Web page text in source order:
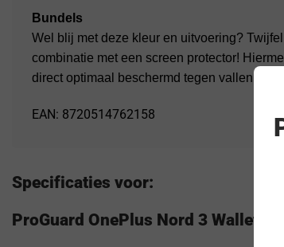
Bundels
Wel blij met deze kleur en uitvoering?
combinatie met een screen protector!
direct optimaal beschermd tegen vallen,
EAN: 8720514762158
Specificaties voor:
ProGuard OnePlus Nord 3 Wallet